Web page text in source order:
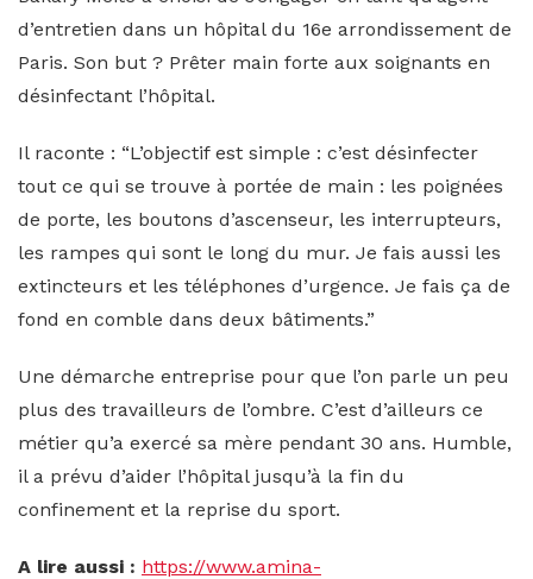
d’entretien dans un hôpital du 16e arrondissement de
Paris. Son but ? Prêter main forte aux soignants en
désinfectant l’hôpital.
Il raconte : “L’objectif est simple : c’est désinfecter
tout ce qui se trouve à portée de main : les poignées
de porte, les boutons d’ascenseur, les interrupteurs,
les rampes qui sont le long du mur. Je fais aussi les
extincteurs et les téléphones d’urgence. Je fais ça de
fond en comble dans deux bâtiments.”
Une démarche entreprise pour que l’on parle un peu
plus des travailleurs de l’ombre. C’est d’ailleurs ce
métier qu’a exercé sa mère pendant 30 ans. Humble,
il a prévu d’aider l’hôpital jusqu’à la fin du
confinement et la reprise du sport.
A lire aussi : https://www.amina-